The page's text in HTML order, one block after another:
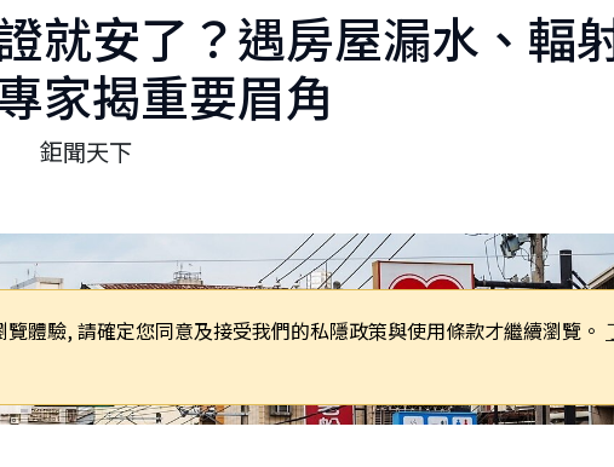
體驗, 請確定您同意及接受我們的私隱政策與使用條款才繼續瀏覽。
就安了？遇房屋漏水、輻
家揭重要眉角
鉅聞天下